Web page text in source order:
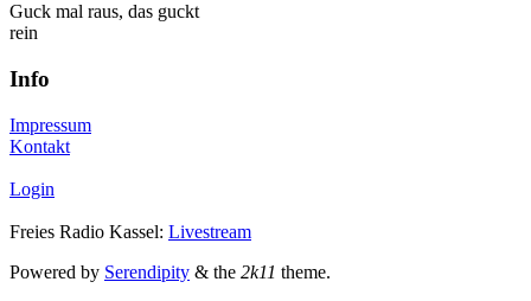
Guck mal raus, das guckt
rein
Info
Impressum
Kontakt
Login
Freies Radio Kassel: Livestream
Powered by Serendipity & the 2k11 theme.